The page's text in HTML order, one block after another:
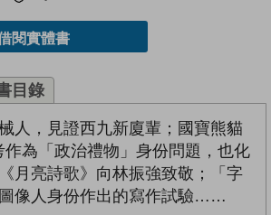
閱實體書
目錄
人，見證西九新廈輩；國寶熊貓
為「政治禮物」身份問題，也化
月亮詩歌》向林振強致敬；「字
像人身份作出的寫作試驗……